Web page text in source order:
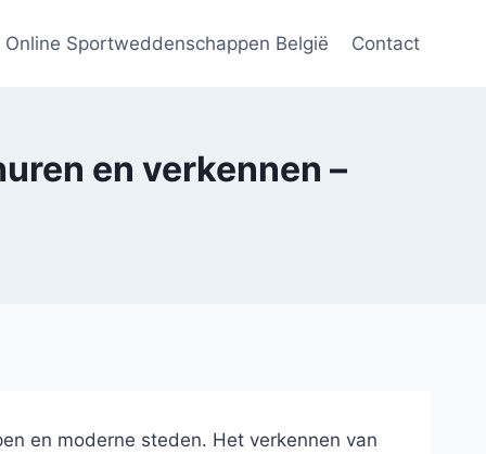
Online Sportweddenschappen België Contact
en verkennen –
en moderne steden. Het verkennen van